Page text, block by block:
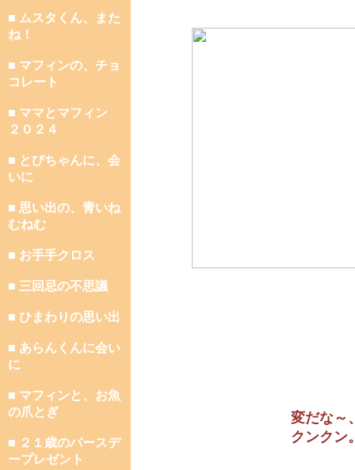
■ ムスタくん、また
ね！
■ マフィンの、チョ
コレート
■ ママとマフィン
２０２４
■ とびちゃんに、会
いに
■ 思い出の、青いね
むねむ
■ お手手クロス
■ 三回忌の不思議
■ ひまわりの思い出
■ あらんくんに会い
に
■ マフィンと、お魚
の爪とぎ
■ ２１歳のバースデ
ープレゼント
変だな～
クンクン